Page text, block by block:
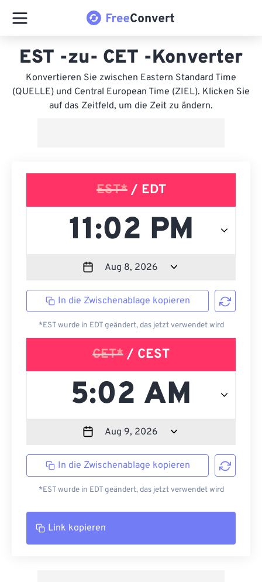
EST -zu- CET -Konverter
Konvertieren Sie zwischen Eastern Standard Time
(QUELLE) und Central European Time (ZIEL). Klicken Sie
auf das Zeitfeld, um die Zeit zu ändern.
EST*/ EDT
In die Zwischenablage kopieren
*EST wurde in EDT geändert, das jetzt verwendet wird
CET* / CEST
In die Zwischenablage kopieren
*EST wurde in EDT geändert, das jetzt verwendet wird
Link kopieren